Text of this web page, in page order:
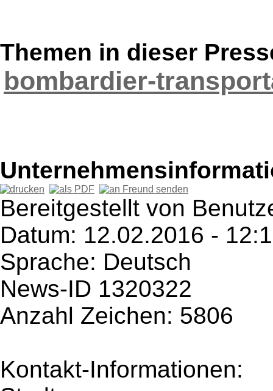
Themen in dieser
bombardier-
Bereitgestellt von
Datum: 12.02.2016 -
Sprache: Deutsch
News-ID 1320322
Anzahl Zeichen: 5806
Kontakt-Informationen: